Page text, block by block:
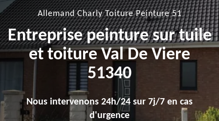
Allemand Charly Toiture Peinture 51
Entreprise peinture sur tuile
et toiture Val De Viere
51340
Nous intervenons 24h/24 sur 7j/7 en cas
d'urgence